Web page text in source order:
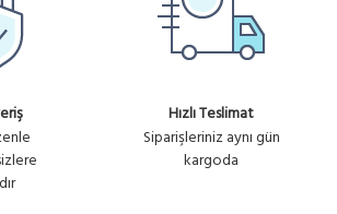
CAS-UPC-1-4
UPC KASET TIPI GPON
Ürün
No :
U2156
CAS-UPC-1-16
UPC KASET TIPI GPON
Ürün
No :
U2158
340.06₺
Hızlı Teslimat
Siparişleriniz aynı gün
kargoda